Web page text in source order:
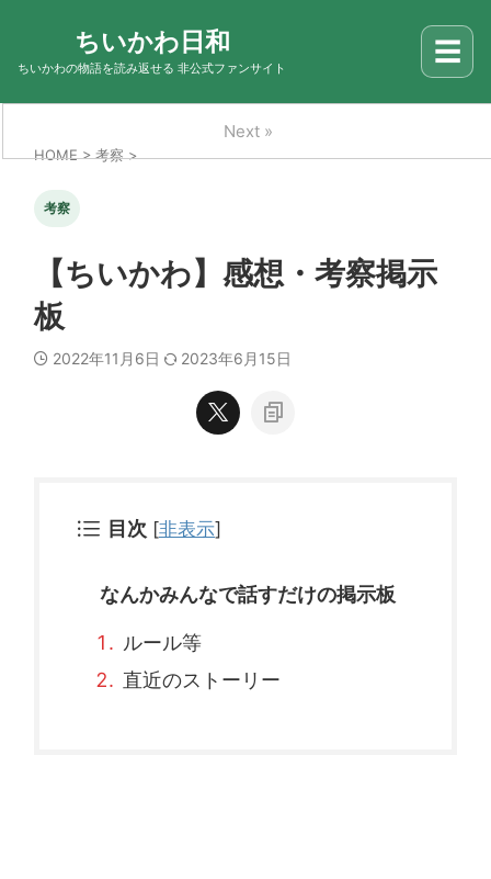
ちいかわ日和
ちいかわの物語を読み返せる 非公式ファンサイト ☰
HOME >考察 >
考察
【ちいかわ】感想・考察掲示
板
2022年11月6日 2023年6月15日
目次 [非表示]
なんかみんなで話すだけの掲示板
ルール等
直近のストーリー
Next »